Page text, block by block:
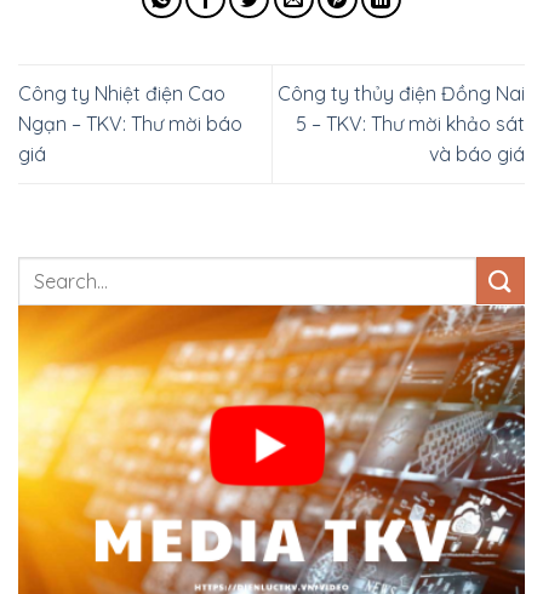
Công ty Nhiệt điện Cao
Ngạn – TKV: Thư mời báo
giá
Công ty thủy điện Đồng Nai
5 – TKV: Thư mời khảo sát
và báo giá